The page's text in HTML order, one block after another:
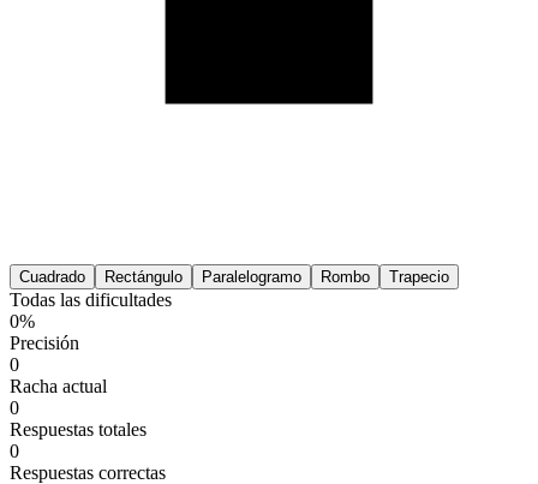
Cuadrado Rectángulo Paralelogramo Rombo Trapecio
Todas las dificultades
0%
Precisión
0
Racha actual
0
Respuestas totales
0
Respuestas correctas